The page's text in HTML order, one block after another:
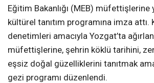
Eğitim Bakanlığı (MEB) müfettişlerine
kültürel tanıtım programına imza attı.
denetimleri amacıyla Yozgat’ta
müfettişlerine, şehrin köklü tarihini,
eşsiz doğal güzelliklerini tanıtmak
gezi programı düzenlendi.